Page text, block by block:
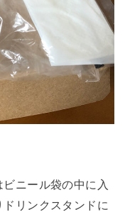
ニール袋の中に入
リンクスタンドに